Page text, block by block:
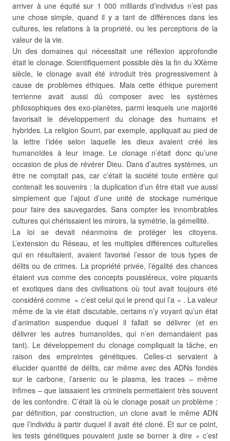
arriver à une équité sur 1 000 milliards d’individus n’est pas
une chose simple, quand il y a tant de différences dans les
cultures, les relations à la propriété, ou les perceptions de la
valeur de la vie.
Un des domaines qui nécessitait une réflexion approfondie
était le clonage. Scientifiquement possible dès la fin du XXème
siècle, le clonage avait été introduit très progressivement à
cause de problèmes éthiques. Mais cette éthique purement
terrienne avait aussi dû composer avec les systèmes
philosophiques des exo-planètes, parmi lesquels une majorité
favorisait le développement du clonage des humains et
hybrides. La religion Sourri, par exemple, appliquait au pied de
la lettre l’idée selon laquelle les dieux avaient créé les
humanoïdes à leur image. Le clonage n’était donc qu’une
occasion de plus de révérer Dieu. Dans d’autres systèmes, un
être ne comptait pas, car c’était la société toute entière qui
contenait les souvenirs : la duplication d’un être était vue aussi
simplement que l’ajout d’une unité de stockage numérique
pour faire des sauvegardes. Sans compter les innombrables
cultures qui chérissaient les miroirs, la symétrie, la gémellité.
La loi se devait néanmoins de protéger les citoyens.
L’extension du Réseau, et les multiples différences culturelles
qui en résultaient, avaient favorisé l’essor de tous types de
délits ou de crimes. La propriété privée, l’égalité des chances
étaient vus comme des concepts poussiéreux, voire piquants
et exotiques dans des civilisations où tout avait toujours été
considéré comme » c’est celui qui le prend qui l’a « . La valeur
même de la vie était discutable, certains n’y voyant qu’un état
d’animation suspendue duquel il fallait se délivrer (et en
délivrer les autres humanoïdes, qui n’en demandaient pas
tant). Le développement du clonage compliquait la tâche, en
raison des empreintes génétiques. Celles-ci servaient à
élucider quantité de délits, car même avec des ADNs fondés
sur le carbone, l’arsenic ou le plasma, les traces – même
infimes – que laissaient les criminels permettaient très souvent
de les confondre. C’était là où le clonage posait un problème :
par définition, par construction, un clone avait le même ADN
que l’individu à partir duquel il avait été cloné. Et sur ce point,
les tests génétiques pouvaient juste se borner à dire « c’est